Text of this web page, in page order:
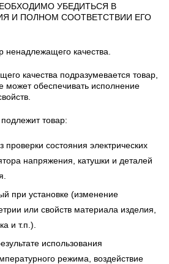
УБЕДИТЬСЯ В
И ПОЛНОМ СООТВЕТСТВИИ ЕГО
ненадлежащего качества.
качества подразумевается товар,
может обеспечивать исполнение
товар:
проверки состояния электрических
напряжения, катушки и деталей
при установке (изменение
или свойств материала изделия,
и т.п.).
использования
режима, воздействие